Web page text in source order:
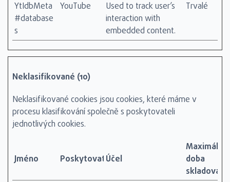
YtIdbMeta
#database
s
YouTube
Used to track user’s
interaction with
embedded content.
Trvalé
Neklasifikované (10)
Neklasifikované cookies jsou cookies, které máme v
procesu klasifikování společně s poskytovateli
jednotlivých cookies.
Jméno PoskytovatelÚčel
Maximální
doba
skladování